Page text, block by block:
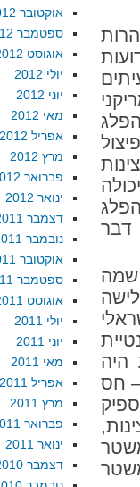
דבר
שמה
שום ישראלי
היה
חס
אוקטובר 2012
ספטמבר 2012
אוגוסט 2012
יולי 2012
יוני 2012
מאי 2012
אפריל 2012
מרץ 2012
פברואר 2012
ינואר 2012
דצמבר 2011
נובמבר 2011
אוקטובר 2011
ספטמבר 2011
אוגוסט 2011
יולי 2011
יוני 2011
מאי 2011
אפריל 2011
מרץ 2011
פברואר 2011
ינואר 2011
דצמבר 2010